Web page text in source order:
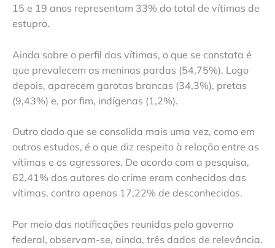
15 e 19 anos representam 33% do total de vítimas de
estupro.
Ainda sobre o perfil das vítimas, o que se constata é
que prevalecem as meninas pardas (54,75%). Logo
depois, aparecem garotas brancas (34,3%), pretas
(9,43%) e, por fim, indígenas (1,2%).
Outro dado que se consolida mais uma vez, como em
outros estudos, é o que diz respeito à relação entre as
vítimas e os agressores. De acordo com a pesquisa,
62,41% dos autores do crime eram conhecidos das
vítimas, contra apenas 17,22% de desconhecidos.
Por meio das notificações reunidas pelo governo
federal, observam-se, ainda, três dados de relevância.